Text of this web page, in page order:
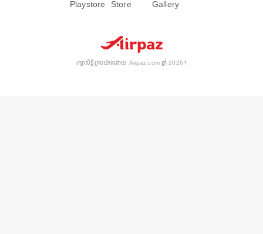
រក្សាសិទ្ធិគ្រប់យ៉ាងដោយ Airpaz.com ឆ្នាំ 2026។